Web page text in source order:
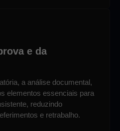
e da
a análise documental,
elementos essenciais para
reduzindo
e retrabalho.